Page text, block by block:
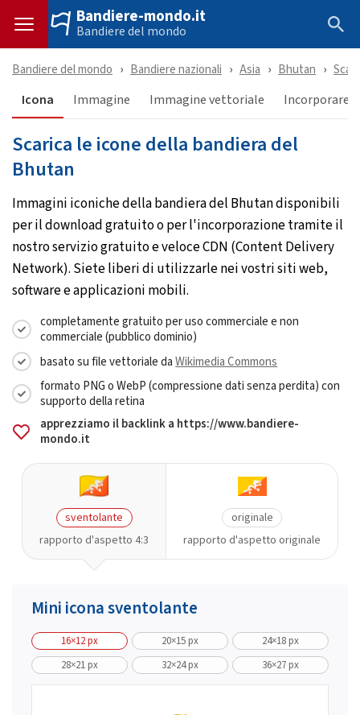
Bandiere-mondo.it
Bandiere del mondo
Bandiere del mondo Bandiere nazionali Asia Bhutan
Icona Immagine Immagine vettoriale Incorporare
Scarica le icone della bandiera del
Bhutan
Immagini iconiche della bandiera del Bhutan disponibili
per il download gratuito o per l'incorporazione tramite il
nostro servizio gratuito e veloce CDN (Content Delivery
Network). Siete liberi di utilizzarle nei vostri siti web,
software e applicazioni mobili.
completamente gratuito per uso commerciale e non
commerciale (pubblico dominio)
basato su file vettoriale daWikimedia Commons
formato PNG o WebP (compressione dati senza perdita) con
supporto della retina
apprezziamo il backlink a https://www.bandiere-
mondo.it
sventolante
rapporto d'aspetto 4:3
originale
rapporto d'aspetto originale
Mini icona sventolante
16×12 px 20×15 px
24×18 px
28×21 px
32×24 px 36×27 px